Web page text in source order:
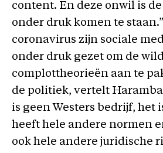
content. En deze onwil is
onder druk komen te
coronavirus zijn sociale
onder druk gezet om de
complottheorieën aan te
de politiek, vertelt
is geen Westers bedrijf, het
heeft hele andere normen
ook hele andere juridische